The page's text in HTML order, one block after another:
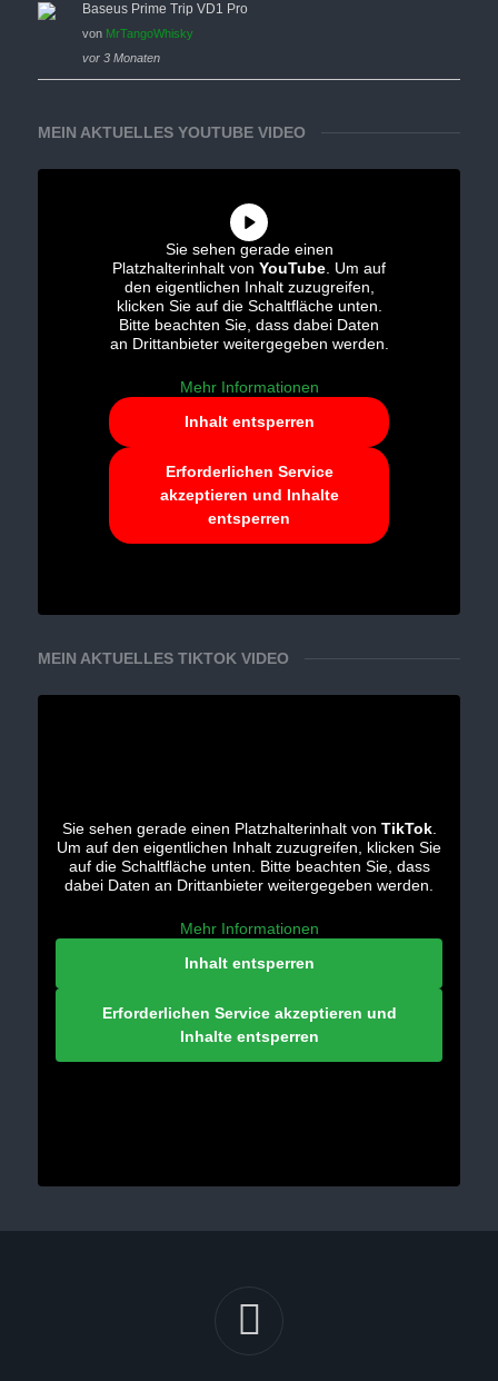
Baseus Prime Trip VD1 Pro
von MrTangoWhisky
vor 3 Monaten
MEIN AKTUELLES YOUTUBE VIDEO
Sie sehen gerade einen
Platzhalterinhalt von YouTube . Um auf
den eigentlichen Inhalt zuzugreifen,
klicken Sie auf die Schaltfläche unten.
Bitte beachten Sie, dass dabei Daten
an Drittanbieter weitergegeben werden.
Mehr Informationen
Inhalt entsperren
Erforderlichen Service
akzeptieren und Inhalte
entsperren
MEIN AKTUELLES TIKTOK VIDEO
Sie sehen gerade einen Platzhalterinhalt von TikTok.
Um auf den eigentlichen Inhalt zuzugreifen, klicken Sie
auf die Schaltfläche unten. Bitte beachten Sie, dass
dabei Daten an Drittanbieter weitergegeben werden.
Mehr Informationen
Inhalt entsperren
Erforderlichen Service akzeptieren und
Inhalte entsperren